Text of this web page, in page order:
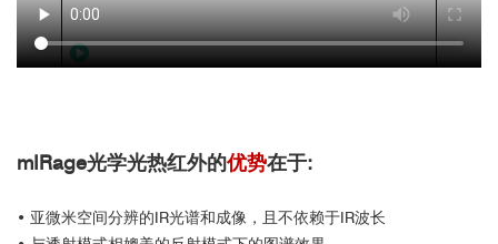
mIRage光学光热红外的优势在于:
• 亚微米空间分辨的IR光谱和成像，且不依赖于IR波长